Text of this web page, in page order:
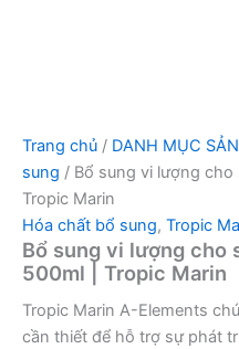
Trang chủ / DANH MỤC
sung / Bổ sung vi lượng cho
Tropic Marin
Hóa chất bổ sung, Tropic
Bổ sung vi lượng cho
500ml | Tropic Marin
Tropic Marin A-Elements
cần thiết để hỗ trợ sự phát